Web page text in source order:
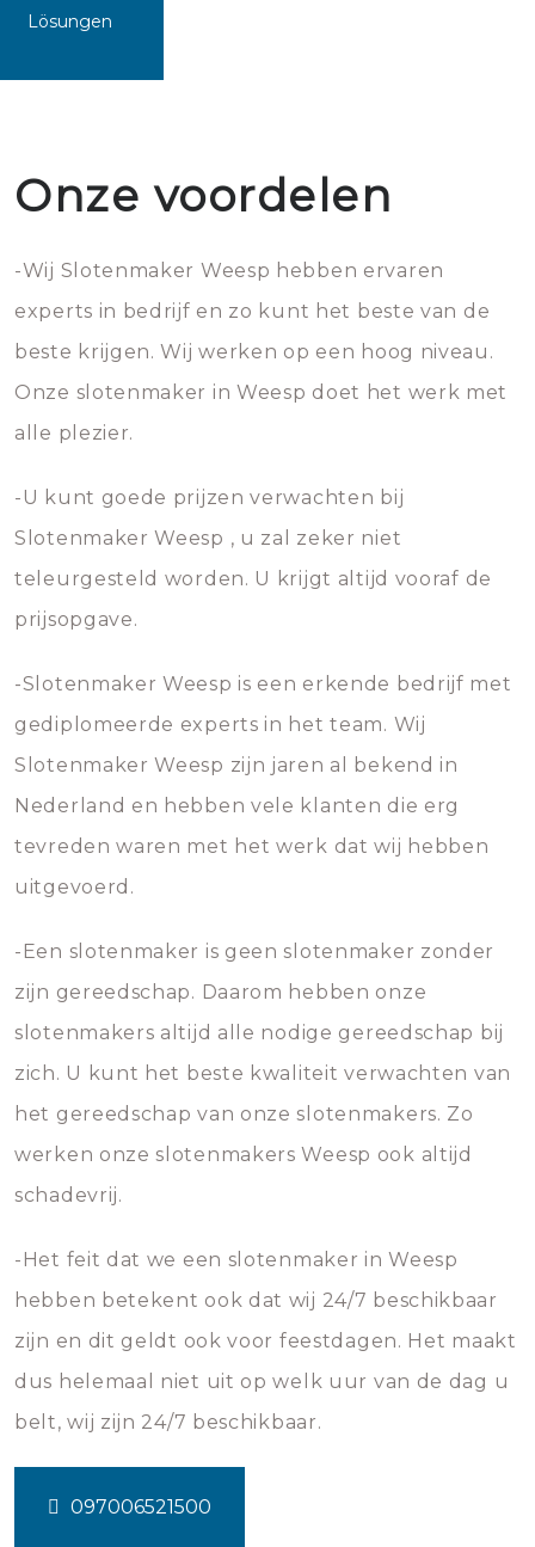
Lösungen
Onze voordelen
-Wij Slotenmaker Weesp hebben ervaren
experts in bedrijf en zo kunt het beste van de
beste krijgen. Wij werken op een hoog niveau.
Onze slotenmaker in Weesp doet het werk met
alle plezier.
-U kunt goede prijzen verwachten bij
Slotenmaker Weesp , u zal zeker niet
teleurgesteld worden. U krijgt altijd vooraf de
prijsopgave.
-Slotenmaker Weesp is een erkende bedrijf met
gediplomeerde experts in het team. Wij
Slotenmaker Weesp zijn jaren al bekend in
Nederland en hebben vele klanten die erg
tevreden waren met het werk dat wij hebben
uitgevoerd.
-Een slotenmaker is geen slotenmaker zonder
zijn gereedschap. Daarom hebben onze
slotenmakers altijd alle nodige gereedschap bij
zich. U kunt het beste kwaliteit verwachten van
het gereedschap van onze slotenmakers. Zo
werken onze slotenmakers Weesp ook altijd
schadevrij.
-Het feit dat we een slotenmaker in Weesp
hebben betekent ook dat wij 24/7 beschikbaar
zijn en dit geldt ook voor feestdagen. Het maakt
dus helemaal niet uit op welk uur van de dag u
belt, wij zijn 24/7 beschikbaar.
097006521500